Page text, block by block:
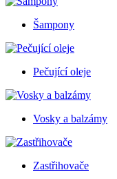
Šampony
Pečující oleje
Vosky a balzámy
Zastřihovače